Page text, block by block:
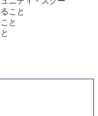
こと
と